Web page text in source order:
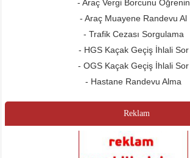
- Araç Vergi Borcunu Öğrenin
- Araç Muayene Randevu Al
- Trafik Cezası Sorgulama
- HGS Kaçak Geçiş İhlali Sor
- OGS Kaçak Geçiş İhlali Sor
- Hastane Randevu Alma
Reklam